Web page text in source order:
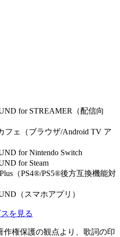
for STREAMER（配信向
フェ（ブラウザ/Android TV ア
for Nintendo Switch
for Steam
（PS4®/PS5®後方互換機能対
（スマホアプリ）
を見る
作権保護の観点より、歌詞の印